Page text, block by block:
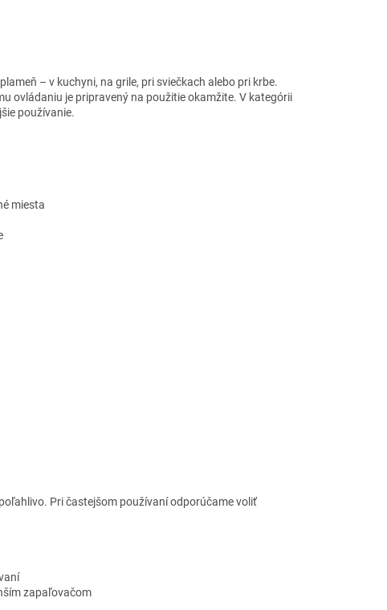
– v kuchyni, na grile, pri sviečkach alebo pri krbe.
ovládaniu je pripravený na použitie okamžite. V kategórii
používanie.
miesta
Pri častejšom používaní odporúčame voliť
zapaľovačom